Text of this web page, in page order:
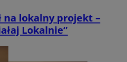
na lokalny projekt –
Lokalnie”